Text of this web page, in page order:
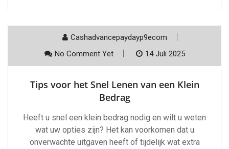
Cashadvancepaydayp9ecom
No Comment Yet
14 Juli 2025
Tips voor het Snel Lenen van een Klein
Bedrag
Heeft u snel een klein bedrag nodig en wilt u weten
wat uw opties zijn? Het kan voorkomen dat u
onverwachte uitgaven heeft of tijdelijk wat extra